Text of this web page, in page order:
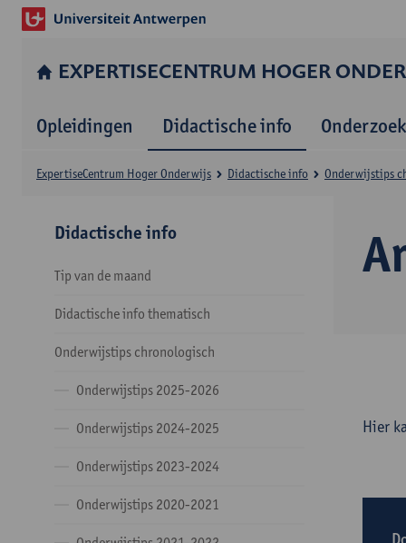
EXPERTISE­CENTRUM HOGER
Opleidingen Didactische info Onderzoek
Expertise­Centrum Hoger Onderwijs Didactische info Onderwijstips
Didactische info
Tip van de maand
Didactische info thematisch
Onderwijstips chronologisch
Onderwijstips 2025-2026
Onderwijstips 2024-2025
Onderwijstips 2023-2024
Onderwijstips 2020-2021
Hier